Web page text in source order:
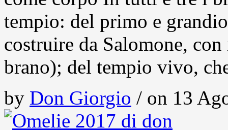
tempio: del primo e
costruire da Salomone,
brano); del tempio vivo,
by Don Giorgio / on 13